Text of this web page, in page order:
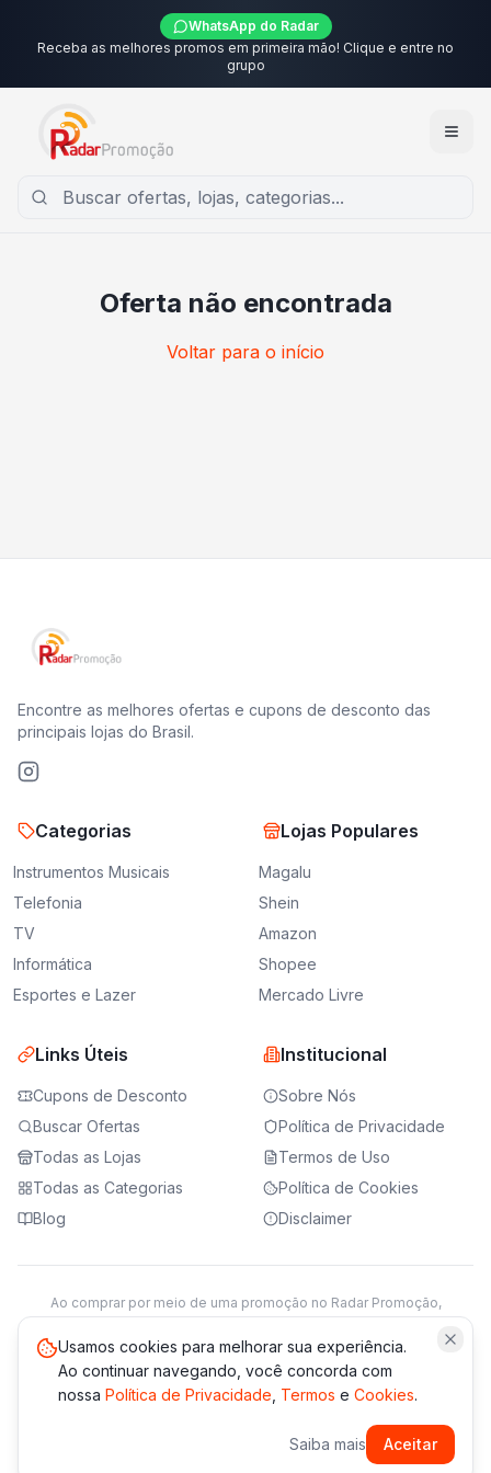
WhatsApp do Radar
Receba as melhores promos em primeira mão! Clique e entre no
grupo
Oferta não encontrada
Voltar para o início
Encontre as melhores ofertas e cupons de desconto das
principais lojas do Brasil.
Categorias
Instrumentos Musicais
Telefonia
TV
Informática
Esportes e Lazer
Lojas Populares
Magalu
Shein
Amazon
Shopee
Mercado Livre
Links Úteis
Cupons de Desconto
Buscar Ofertas
Todas as Lojas
Todas as Categorias
Blog
Institucional
Sobre Nós
Política de Privacidade
Termos de Uso
Política de Cookies
Disclaimer
Ao comprar por meio de uma promoção no Radar Promoção,
Saiba mais
*Os preços e disponibilidade podem variar. Verifique sempre
Usamos cookies para melhorar sua experiência.
Ao continuar navegando, você concorda com
nossa Política de Privacidade Termos e Cookies.
Saiba mais Aceitar